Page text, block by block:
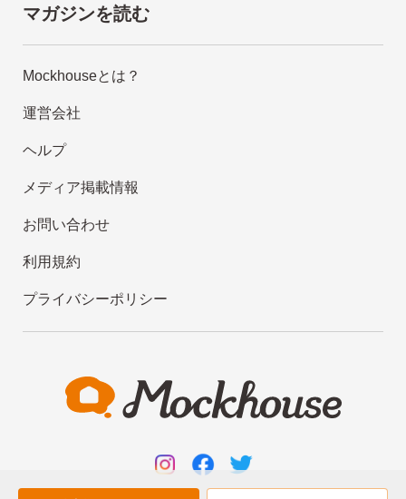
マガジンを読む
Mockhouseとは？
運営会社
ヘルプ
メディア掲載情報
お問い合わせ
利用規約
プライバシーポリシー